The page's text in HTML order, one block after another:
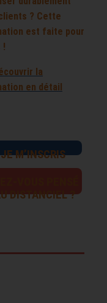
? Cette
est faite pour
!
la
en détail
JE M’INSCRIS
DISTANCIEL ?